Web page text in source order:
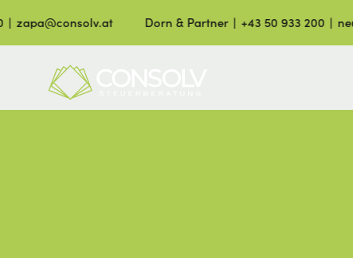
zapa@consolv.at Dorn & Partner ∣ +43 50 933 200 ∣